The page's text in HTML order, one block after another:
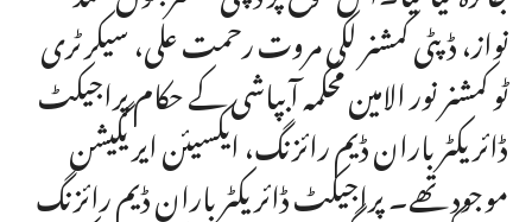
نواز، ڈپٹی کمشنر لکی مروت رحمت علی، سیکرٹری
ٹو کمشنر نور الامین محکمہ آبپاشی کے حکام پراجیکٹ
ڈائریکٹر باران ڈیم رائزنگ، ایکسیئن ایریگیشن
موجود تھے۔ پراجیکٹ ڈائریکٹر باران ڈیم رائزنگ